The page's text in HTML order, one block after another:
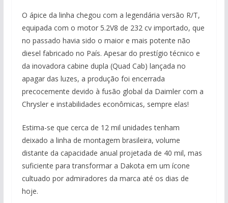
O ápice da linha chegou com a legendária versão R/T,
equipada com o motor 5.2V8 de 232 cv importado, que
no passado havia sido o maior e mais potente não
diesel fabricado no País. Apesar do prestígio técnico e
da inovadora cabine dupla (Quad Cab) lançada no
apagar das luzes, a produção foi encerrada
precocemente devido à fusão global da Daimler com a
Chrysler e instabilidades econômicas, sempre elas!
Estima-se que cerca de 12 mil unidades tenham
deixado a linha de montagem brasileira, volume
distante da capacidade anual projetada de 40 mil, mas
suficiente para transformar a Dakota em um ícone
cultuado por admiradores da marca até os dias de
hoje.